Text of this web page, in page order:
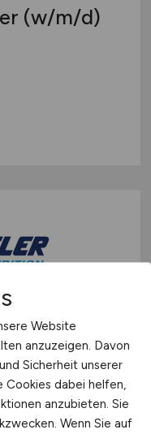
(w/m/d)
d)im
GmbH
Website
anzuzeigen. Davon
Sicherheit unserer
Cookies dabei helfen,
anzubieten. Sie
Wenn Sie auf